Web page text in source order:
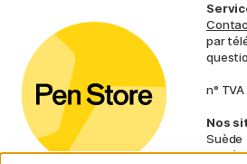
par
n°
Nos
Suède